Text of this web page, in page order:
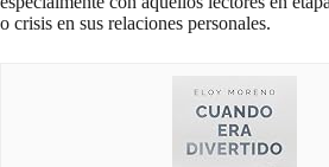
o crisis en sus relaciones personales.